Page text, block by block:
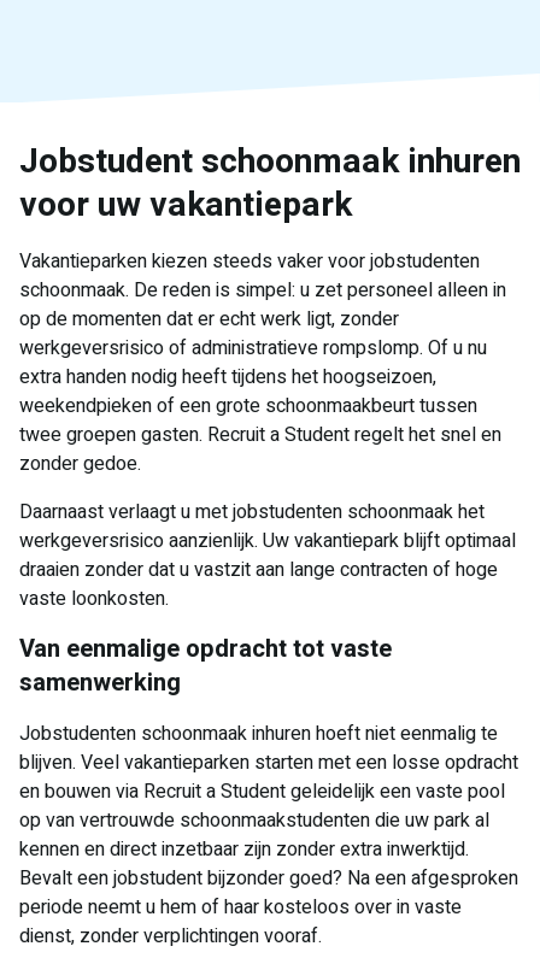
Jobstudent schoonmaak inhuren
voor uw vakantiepark
Vakantieparken kiezen steeds vaker voor jobstudenten
schoonmaak. De reden is simpel: u zet personeel alleen in
op de momenten dat er echt werk ligt, zonder
werkgeversrisico of administratieve rompslomp. Of u nu
extra handen nodig heeft tijdens het hoogseizoen,
weekendpieken of een grote schoonmaakbeurt tussen
twee groepen gasten. Recruit a Student regelt het snel en
zonder gedoe.
Daarnaast verlaagt u met jobstudenten schoonmaak het
werkgeversrisico aanzienlijk. Uw vakantiepark blijft optimaal
draaien zonder dat u vastzit aan lange contracten of hoge
vaste loonkosten.
Van eenmalige opdracht tot vaste
samenwerking
Jobstudenten schoonmaak inhuren hoeft niet eenmalig te
blijven. Veel vakantieparken starten met een losse opdracht
en bouwen via Recruit a Student geleidelijk een vaste pool
op van vertrouwde schoonmaakstudenten die uw park al
kennen en direct inzetbaar zijn zonder extra inwerktijd.
Bevalt een jobstudent bijzonder goed? Na een afgesproken
periode neemt u hem of haar kosteloos over in vaste
dienst, zonder verplichtingen vooraf.